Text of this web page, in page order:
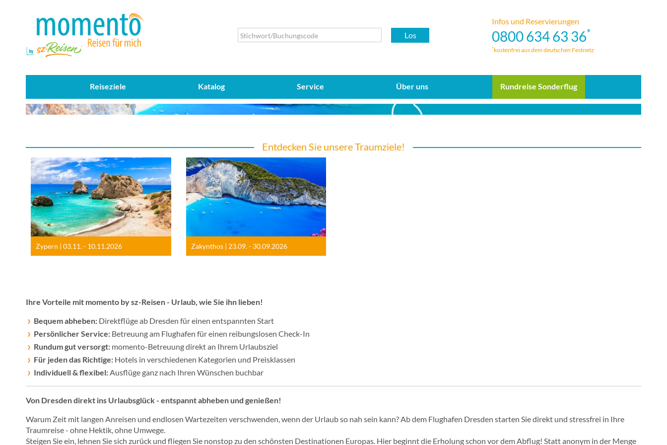
Los
Infos und Reservierungen
0800 634 63 36*
*kostenfrei aus dem deutschen Festnetz
Reiseziele Katalog Service Über uns Rundreise Sonderflug
Entdecken Sie unsere Traumziele!
Zypern | 03.11. - 10.11.2026 Zakynthos | 23.09. - 30.09.2026
Ihre Vorteile mit momento by sz-Reisen - Urlaub, wie Sie ihn lieben!
Bequem abheben: Direktflüge ab Dresden für einen entspannten Start
Persönlicher Service: Betreuung am Flughafen für einen reibungslosen Check-In
Rundum gut versorgt: momento-Betreuung direkt an Ihrem Urlaubsziel
Für jeden das Richtige: Hotels in verschiedenen Kategorien und Preisklassen
Individuell & flexibel:Ausflüge ganz nach Ihren Wünschen buchbar
Von Dresden direkt ins Urlaubsglück - entspannt abheben und genießen!
Warum Zeit mit langen Anreisen und endlosen Wartezeiten verschwenden, wenn der Urlaub so nah sein kann? Ab dem Flughafen Dresden starten Sie direkt und stressfrei in Ihre
Traumreise - ohne Hektik, ohne Umwege.
Steigen Sie ein, lehnen Sie sich zurück und fliegen Sie nonstop zu den schönsten Destinationen Europas. Hier beginnt die Erholung schon vor dem Abflug! Statt anonym in der Menge